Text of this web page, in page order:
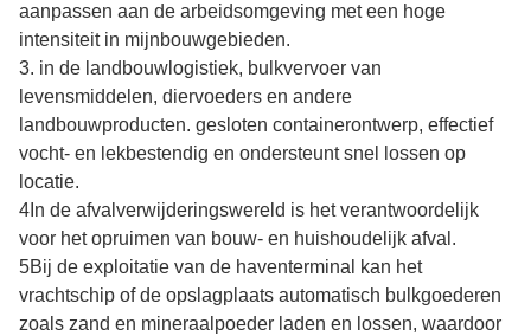
aanpassen aan de arbeidsomgeving met een hoge
intensiteit in mijnbouwgebieden.
3. in de landbouwlogistiek, bulkvervoer van
levensmiddelen, diervoeders en andere
landbouwproducten. gesloten containerontwerp, effectief
vocht- en lekbestendig en ondersteunt snel lossen op
locatie.
4In de afvalverwijderingswereld is het verantwoordelijk
voor het opruimen van bouw- en huishoudelijk afval.
5Bij de exploitatie van de haventerminal kan het
vrachtschip of de opslagplaats automatisch bulkgoederen
zoals zand en mineraalpoeder laden en lossen, waardoor